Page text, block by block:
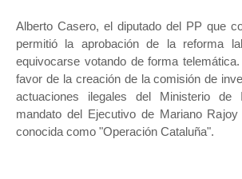
Alberto Casero, el diputado del PP que
permitió la aprobación de la reforma
equivocarse votando de forma
favor de la creación de la comisión de
actuaciones ilegales del Ministerio de
mandato del Ejecutivo de Mariano
conocida como "Operación Cataluña".